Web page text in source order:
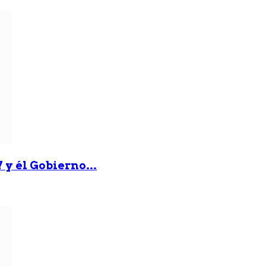
y él Gobierno...